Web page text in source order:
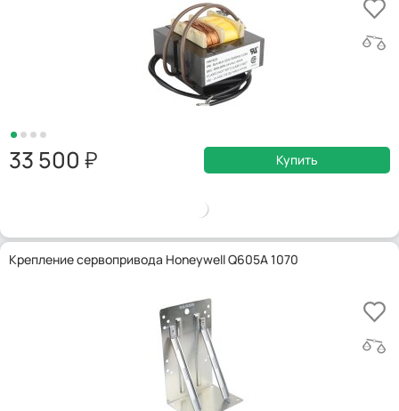
33 500 Купить
Крепление сервопривода Honeywell Q605A 1070